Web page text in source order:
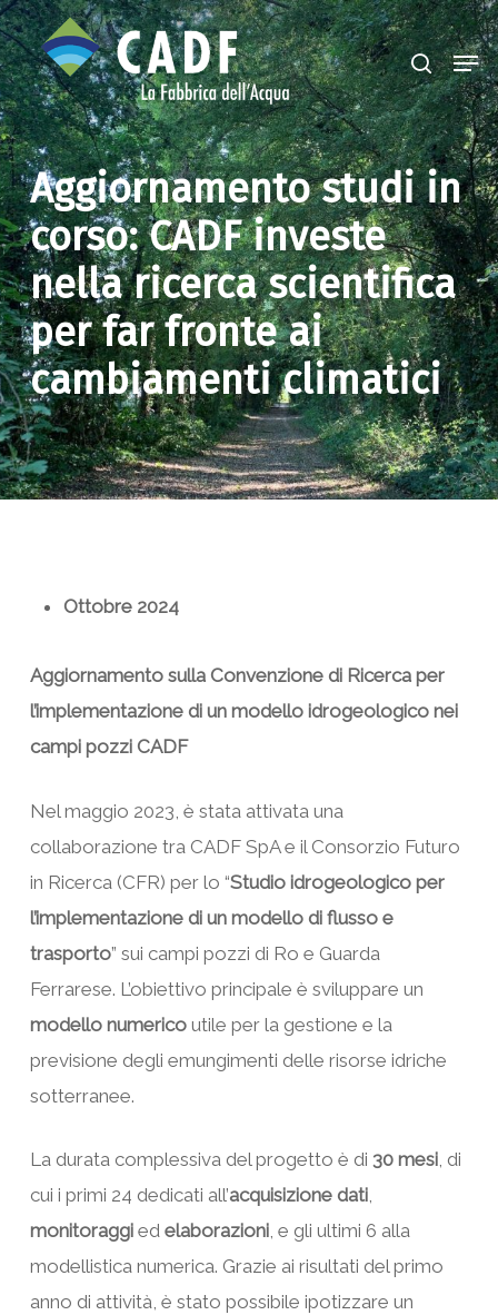
Skip
to
main
content
search
Aggiornamento studi in
corso: CADF investe
nella ricerca scientifica
per far fronte ai
cambiamenti climatici
Ottobre 2024
Aggiornamento sulla Convenzione di Ricerca per
l’implementazione di un modello idrogeologico nei
campi pozzi CADF
Nel maggio 2023, è stata attivata una
collaborazione tra CADF SpA e il Consorzio Futuro
in Ricerca (CFR) per lo “Studio idrogeologico per
l’implementazione di un modello di flusso e
trasporto” sui campi pozzi di Ro e Guarda
Ferrarese. L’obiettivo principale è sviluppare un
modello numericoutile per la gestione e la
previsione degli emungimenti delle risorse idriche
sotterranee.
La durata complessiva del progetto è di 30 mesi, di
cui i primi 24 dedicati all’acquisizione dati,
monitoraggied elaborazioni, e gli ultimi 6 alla
modellistica numerica. Grazie ai risultati del primo
anno di attività, è stato possibile ipotizzare un
Close
Menu